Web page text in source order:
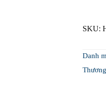
SKU:
Danh